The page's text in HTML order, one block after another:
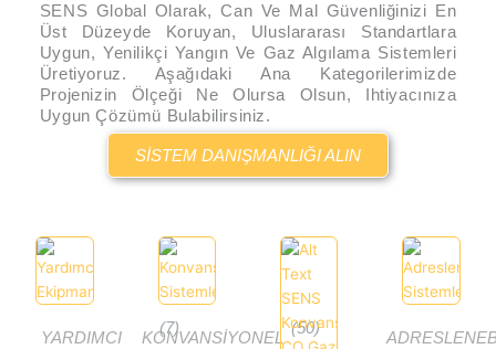
SENS Global Olarak, Can Ve Mal Güvenliğinizi En
Üst Düzeyde Koruyan, Uluslararası Standartlara
Uygun, Yenilikçi Yangın Ve Gaz Algılama Sistemleri
Üretiyoruz. Aşağıdaki Ana Kategorilerimizde
Projenizin Ölçeği Ne Olursa Olsun, Ihtiyacınıza
Uygun Çözümü Bulabilirsiniz.
SISTEM DANIŞMANLIĞI ALIN
YARDIMCI
(7)
KONVANSIYONEL
(50)